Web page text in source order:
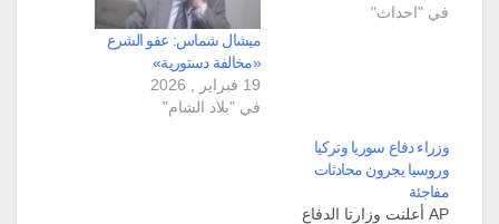
في "احداث"
ميشال شماس: عفو الشرع
«مخالفة دستورية»
19 فبراير , 2026
في "بلاد الشام"
وزراء دفاع سوريا وتركيا
وروسيا يجرون محادثات
مفاجئة
AP أعلنت وزارتا الدفاع